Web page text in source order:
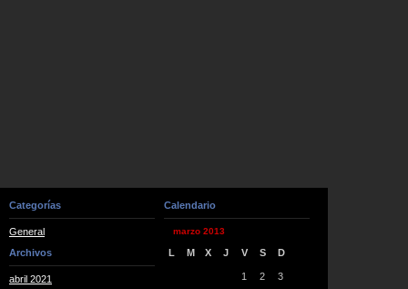
Categorías
General
Archivos
abril 2021
Calendario
marzo 2013
L M X J V S D
1 2 3